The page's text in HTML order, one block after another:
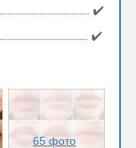
✔️
✔️
65 фото